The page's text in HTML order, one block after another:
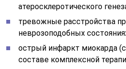
атеросклеротического
тревожные расстройства
неврозоподобных
острый инфаркт миокарда
составе комплексной